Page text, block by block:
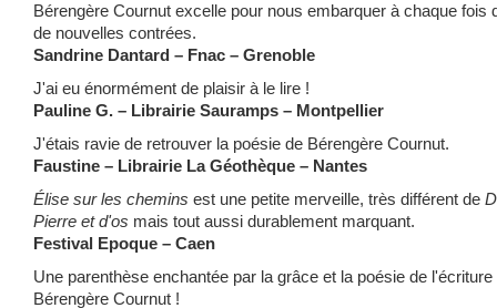
Bérengère Cournut excelle pour nous embarquer à chaque fois
de nouvelles contrées.
Sandrine Dantard – Fnac – Grenoble
J'ai eu énormément de plaisir à le lire !
Pauline G. – Librairie Sauramps – Montpellier
J'étais ravie de retrouver la poésie de Bérengère Cournut.
Faustine – Librairie La Géothèque – Nantes
Élise sur les chemins est une petite merveille, très différent de
Pierre et d'os mais tout aussi durablement marquant.
Festival Epoque – Caen
Une parenthèse enchantée par la grâce et la poésie de l'écriture
Bérengère Cournut !